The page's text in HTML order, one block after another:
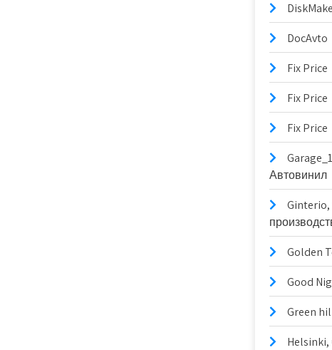
DocAvto
Fix Price
Fix Price
Fix Price
Автовинил
Ginterio,
Golden
Good
Green